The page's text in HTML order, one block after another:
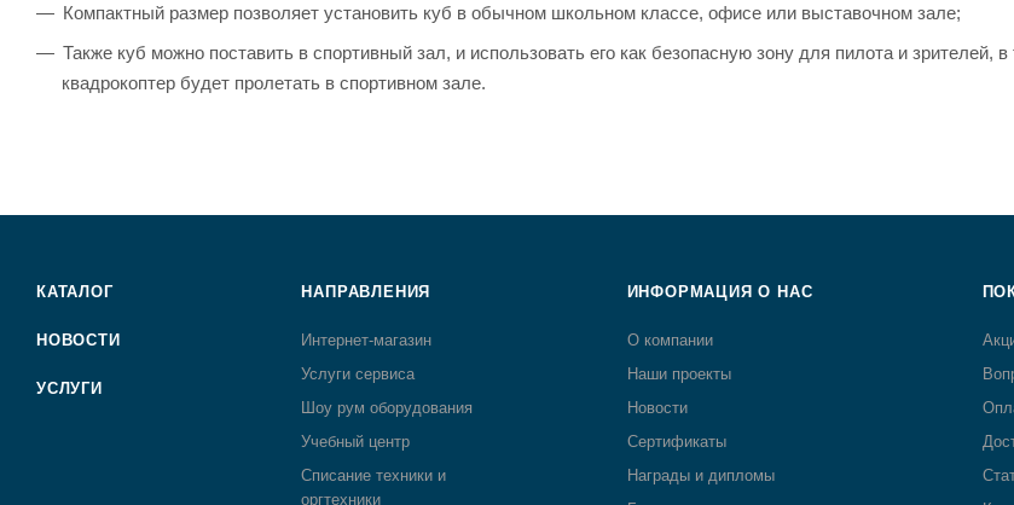
Компактный размер позволяет установить куб в обычном школьном классе, офисе или выставочном зале;
Также куб можно поставить в спортивный зал, и использовать его как безопасную зону для пилота и зрителей, в
квадрокоптер будет пролетать в спортивном зале.
КАТАЛОГ
НОВОСТИ
УСЛУГИ
НАПРАВЛЕНИЯ
Интернет-магазин
Услуги сервиса
Шоу рум оборудования
Учебный центр
Списание техники и
оргтехники
ИНФОРМАЦИЯ О НАС
О компании
Наши проекты
Новости
Сертификаты
Награды и дипломы